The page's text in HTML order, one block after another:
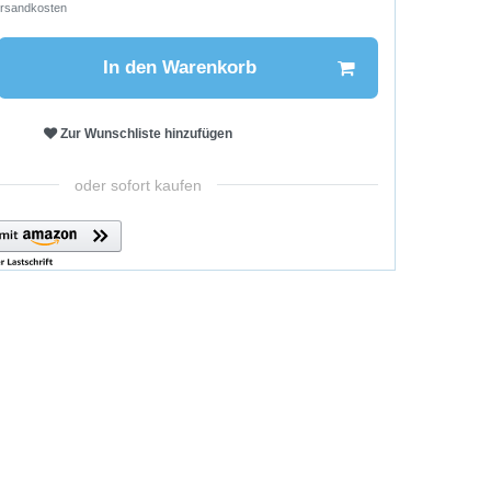
In den Warenkorb
Zur Wunschliste hinzufügen
oder sofort kaufen